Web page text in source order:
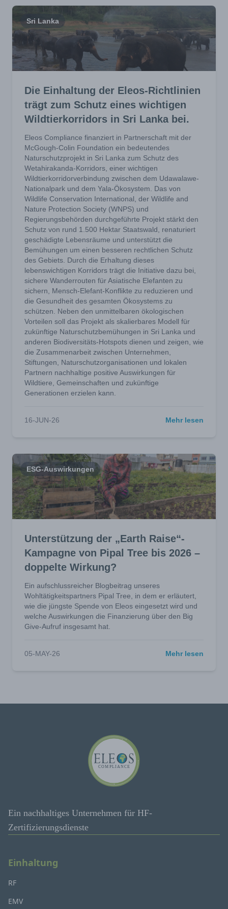
Sri Lanka
Die Einhaltung der Eleos-Richtlinien
trägt zum Schutz eines wichtigen
Wildtierkorridors in Sri Lanka bei.
Eleos Compliance finanziert in Partnerschaft mit der
McGough-Colin Foundation ein bedeutendes
Naturschutzprojekt in Sri Lanka zum Schutz des
Wetahirakanda-Korridors, einer wichtigen
Wildtierkorridorverbindung zwischen dem Udawalawe-
Nationalpark und dem Yala-Ökosystem. Das von
Wildlife Conservation International, der Wildlife and
Nature Protection Society (WNPS) und
Regierungsbehörden durchgeführte Projekt stärkt den
Schutz von rund 1.500 Hektar Staatswald, renaturiert
geschädigte Lebensräume und unterstützt die
Bemühungen um einen besseren rechtlichen Schutz
des Gebiets. Durch die Erhaltung dieses
lebenswichtigen Korridors trägt die Initiative dazu bei,
sichere Wanderrouten für Asiatische Elefanten zu
sichern, Mensch-Elefant-Konflikte zu reduzieren und
die Gesundheit des gesamten Ökosystems zu
schützen. Neben den unmittelbaren ökologischen
Vorteilen soll das Projekt als skalierbares Modell für
zukünftige Naturschutzbemühungen in Sri Lanka und
anderen Biodiversitäts-Hotspots dienen und zeigen, wie
die Zusammenarbeit zwischen Unternehmen,
Stiftungen, Naturschutzorganisationen und lokalen
Partnern nachhaltige positive Auswirkungen für
Wildtiere, Gemeinschaften und zukünftige
Generationen erzielen kann.
16-JUN-26 Mehr lesen
ESG-Auswirkungen
Unterstützung der „Earth Raise“-
Kampagne von Pipal Tree bis 2026 –
doppelte Wirkung?
Ein aufschlussreicher Blogbeitrag unseres
Wohltätigkeitspartners Pipal Tree, in dem er erläutert,
wie die jüngste Spende von Eleos eingesetzt wird und
welche Auswirkungen die Finanzierung über den Big
Give-Aufruf insgesamt hat.
05-MAY-26 Mehr lesen
Ein nachhaltiges Unternehmen für HF-
Zertifizierungsdienste
Einhaltung
RF
EMV